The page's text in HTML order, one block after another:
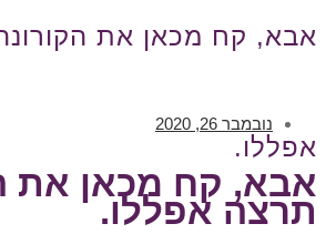
אבא, קח מכאן את
אפללו.
נובמבר 26, 2020
אבא, קח מכאן את
תרצה אפללו.